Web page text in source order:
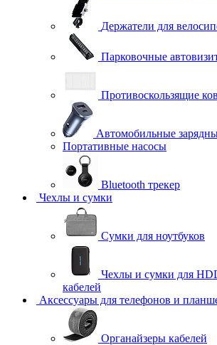
Держатели для
Парковочные
Противоскользящие
Автомобильные
Портативные насосы
Bluetooth трекер
Чехлы и сумки
Сумки для ноутбуков
Чехлы и сумки для
кабелей
Аксессуары для телефонов и
Органайзеры кабелей